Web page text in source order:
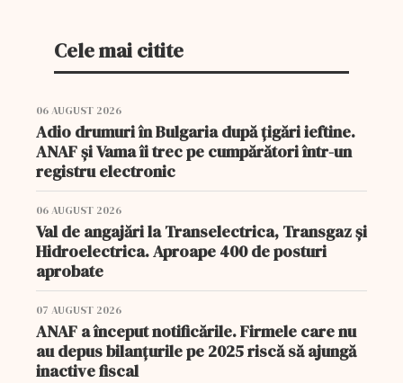
Cele mai citite
06 AUGUST 2026
Adio drumuri în Bulgaria după țigări ieftine.
ANAF și Vama îi trec pe cumpărători într-un
registru electronic
06 AUGUST 2026
Val de angajări la Transelectrica, Transgaz și
Hidroelectrica. Aproape 400 de posturi
aprobate
07 AUGUST 2026
ANAF a început notificările. Firmele care nu
au depus bilanțurile pe 2025 riscă să ajungă
inactive fiscal